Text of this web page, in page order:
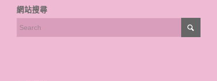
網站搜尋